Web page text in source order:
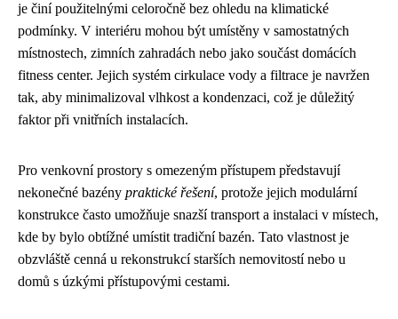
je činí použitelnými celoročně bez ohledu na klimatické
podmínky. V interiéru mohou být umístěny v samostatných
místnostech, zimních zahradách nebo jako součást domácích
fitness center. Jejich systém cirkulace vody a filtrace je navržen
tak, aby minimalizoval vlhkost a kondenzaci, což je důležitý
faktor při vnitřních instalacích.
Pro venkovní prostory s omezeným přístupem představují
nekonečné bazény praktické řešení, protože jejich modulární
konstrukce často umožňuje snazší transport a instalaci v místech,
kde by bylo obtížné umístit tradiční bazén. Tato vlastnost je
obzvláště cenná u rekonstrukcí starších nemovitostí nebo u
domů s úzkými přístupovými cestami.